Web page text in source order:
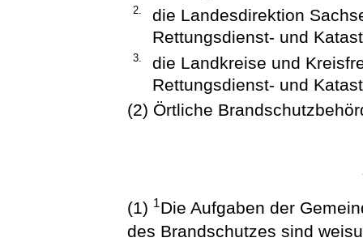
2.
die Landesdirektion
Rettungsdienst- und
3.
die Landkreise und
Rettungsdienst- und
(2) Örtliche
(1) 1Die Aufgaben der
des Brandschutzes sind